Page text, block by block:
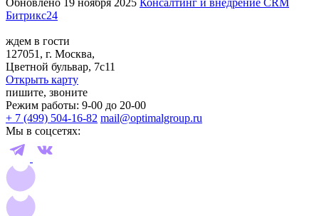
Обновлено 19 ноября 2025 Консалтинг и внедрение CRM
Битрикс24
ждем в гости
127051, г. Москва,
Цветной бульвар, 7с11
Открыть карту
пишите, звоните
Режим работы: 9-00 до 20-00
+ 7 (499) 504-16-82 mail@optimalgroup.ru
Мы в соцсетях: